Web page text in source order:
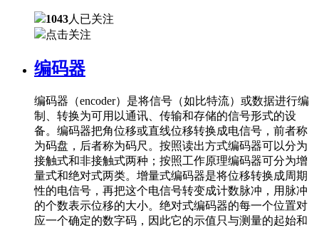
1043人已关注
点击关注
编码器
编码器（encoder）是将信号（如比特流）或数据进行编
制、转换为可用以通讯、传输和存储的信号形式的设
备。编码器把角位移或直线位移转换成电信号，前者称
为码盘，后者称为码尺。按照读出方式编码器可以分为
接触式和非接触式两种；按照工作原理编码器可分为增
量式和绝对式两类。增量式编码器是将位移转换成周期
性的电信号，再把这个电信号转变成计数脉冲，用脉冲
的个数表示位移的大小。绝对式编码器的每一个位置对
应一个确定的数字码，因此它的示值只与测量的起始和